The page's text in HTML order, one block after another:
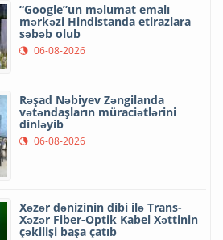
“Google”un məlumat emalı
mərkəzi Hindistanda etirazlara
səbəb olub
06-08-2026
Rəşad Nəbiyev Zəngilanda
vətəndaşların müraciətlərini
dinləyib
06-08-2026
Xəzər dənizinin dibi ilə Trans-
Xəzər Fiber-Optik Kabel Xəttinin
çəkilişi başa çatıb